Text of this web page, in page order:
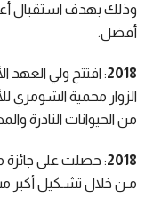
وذلك بهدف استقبال
أفضل.
2018: افتتح ولي العهد
الزوار محمية الشومري
من الحيوانات النادرة
2018: حصلت على جائزة
مـن خلال تشـكيل